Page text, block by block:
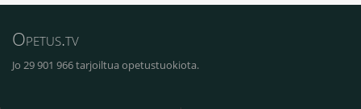
Opetus.tv
Jo 29 901 966 tarjoiltua opetustuokiota.